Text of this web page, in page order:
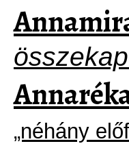
„néhány